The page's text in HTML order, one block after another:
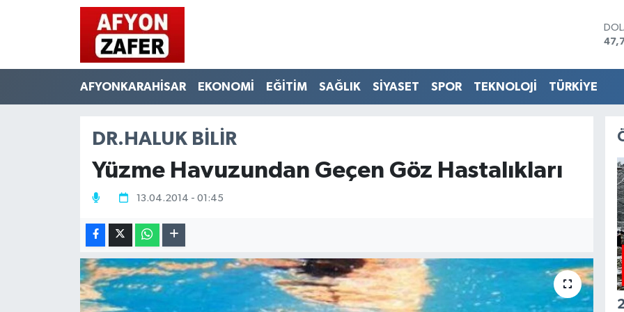
AFYONKARAHİSAR EKONOMİ EĞİTİM SAĞLIK SİYASET SPOR TEKNOLOJİ TÜRKİYE
DR.HALUK BILIR
Yüzme Havuzundan Geçen Göz Hastalıkları
13.04.2014 - 01:45